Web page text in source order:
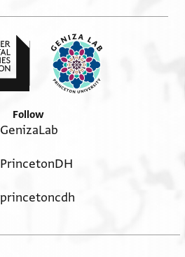
Follow
GenizaLab
PrincetonDH
princetoncdh